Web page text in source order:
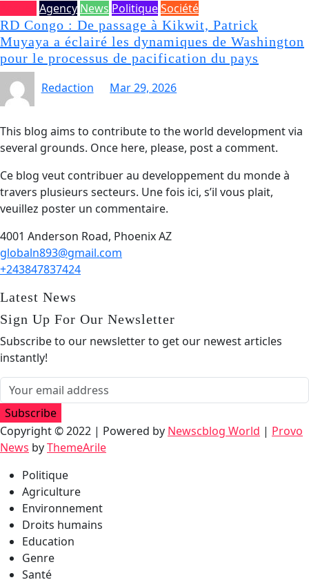
Agency News PolitiqueSociété
RD Congo : De passage à Kikwit, Patrick
Muyaya a éclairé les dynamiques de Washington
pour le processus de pacification du pays
Redaction
Mar 29, 2026
This blog aims to contribute to the world development via
several grounds. Once here, please, post a comment.
Ce blog veut contribuer au developpement du monde à
travers plusieurs secteurs. Une fois ici, s’il vous plait,
veuillez poster un commentaire.
4001 Anderson Road, Phoenix AZ
globaln893@gmail.com
+243847837424
Latest News
Sign Up For Our Newsletter
Subscribe to our newsletter to get our newest articles
instantly!
Subscribe
Copyright © 2022 | Powered by Newscblog World | Provo
News byThemeArile
Politique
Agriculture
Environnement
Droits humains
Education
Genre
Santé